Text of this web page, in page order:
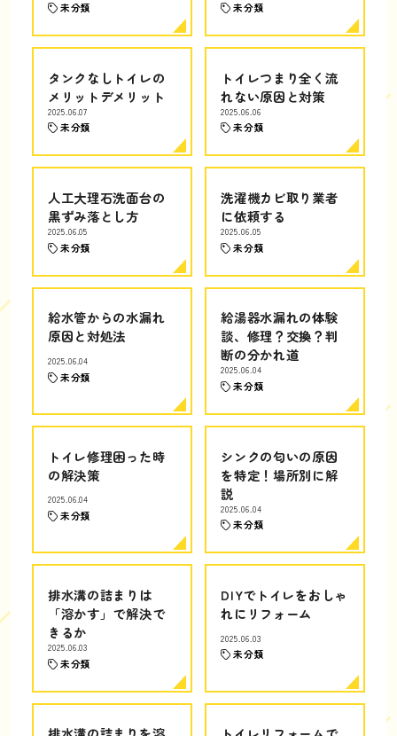
未分類 未分類
タンクなしトイレの
メリットデメリット
2025.06.07
未分類
トイレつまり全く流
れない原因と対策
2025.06.06
未分類
人工大理石洗面台の
黒ずみ落とし方
2025.06.05
未分類
洗濯機カビ取り業者
に依頼する
2025.06.05
未分類
給水管からの水漏れ
原因と対処法
2025.06.04
未分類
給湯器水漏れの体験
談、修理？交換？判
断の分かれ道
2025.06.04
未分類
トイレ修理困った時
の解決策
2025.06.04
未分類
シンクの匂いの原因
を特定！場所別に解
説
2025.06.04
未分類
排水溝の詰まりは
「溶かす」で解決で
きるか
2025.06.03
未分類
DIYでトイレをおしゃ
れにリフォーム
2025.06.03
未分類